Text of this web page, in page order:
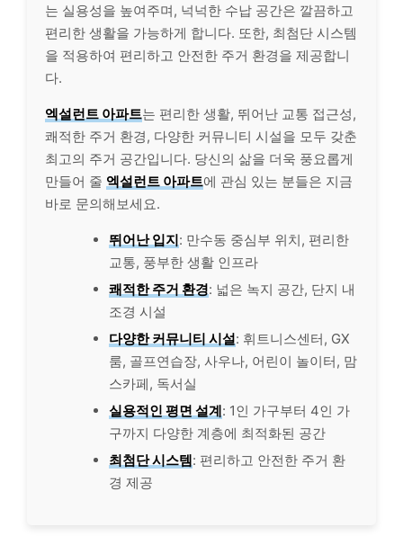
는 실용성을 높여주며, 넉넉한 수납 공간은 깔끔하고
편리한 생활을 가능하게 합니다. 또한, 최첨단 시스템
을 적용하여 편리하고 안전한 주거 환경을 제공합니
다.
엑설런트 아파트는 편리한 생활, 뛰어난 교통 접근성,
쾌적한 주거 환경, 다양한 커뮤니티 시설을 모두 갖춘
최고의 주거 공간입니다. 당신의 삶을 더욱 풍요롭게
만들어 줄 엑설런트 아파트에 관심 있는 분들은 지금
바로 문의해보세요.
뛰어난 입지: 만수동 중심부 위치, 편리한
교통, 풍부한 생활 인프라
쾌적한 주거 환경: 넓은 녹지 공간, 단지 내
조경 시설
다양한 커뮤니티 시설: 휘트니스센터, GX
룸, 골프연습장, 사우나, 어린이 놀이터, 맘
스카페, 독서실
실용적인 평면 설계: 1인 가구부터 4인 가
구까지 다양한 계층에 최적화된 공간
최첨단 시스템: 편리하고 안전한 주거 환
경 제공